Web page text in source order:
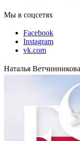
Мы в соцсетях
Facebook
Instagram
vk.com
Наталья Ветчинникова